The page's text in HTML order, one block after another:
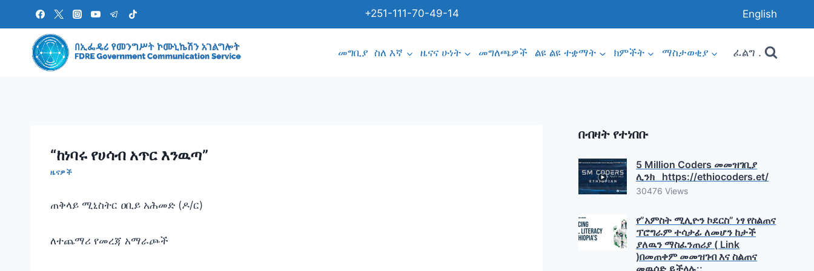
content
+251-111-70-49-14 English
መግቢያ ስለ እኛ ዜናና ሁነት መግለጫዎች ልዩ ልዩ ተቋማት ክምችት ማስታወቂያ ፈልግ .
“ከነባሩ የሀሳብ አጥር እንዉጣ”
ዜናዎች
ጠቅላይ ሚኒስትር ዐቢይ አሕመድ (ዶ/ር)
ለተጨማሪ የመረጃ አማራጮች
በብዛት የተነበቡ
5 Million Coders መመዝገቢያ
ሊንክ https://ethiocoders.et/
30476 Views
የ”አምስት ሚሊዮን ኮደርስ” ነፃ የስልጠና
ፕሮግራም ተሳታፊ ለመሆን ከታች
ያለዉን ማስፈንጠሪያ ( Link
)በመጠቀም መመዝገብ እና ስልጠና
መዉሰድ ይችላሉ::